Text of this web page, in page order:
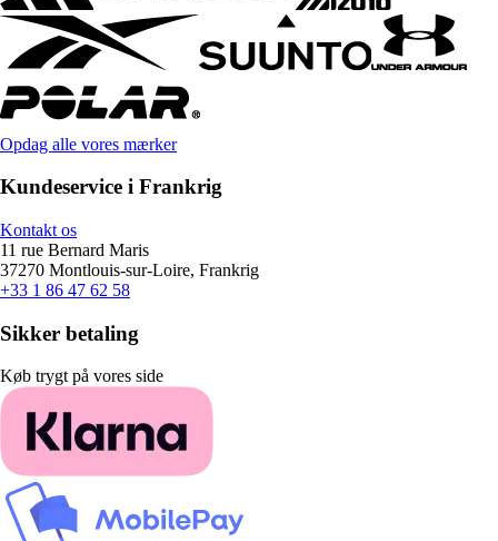
Opdag alle vores mærker
Kundeservice i Frankrig
Kontakt os
11 rue Bernard Maris
37270 Montlouis-sur-Loire, Frankrig
+33 1 86 47 62 58
Sikker betaling
Køb trygt på vores side